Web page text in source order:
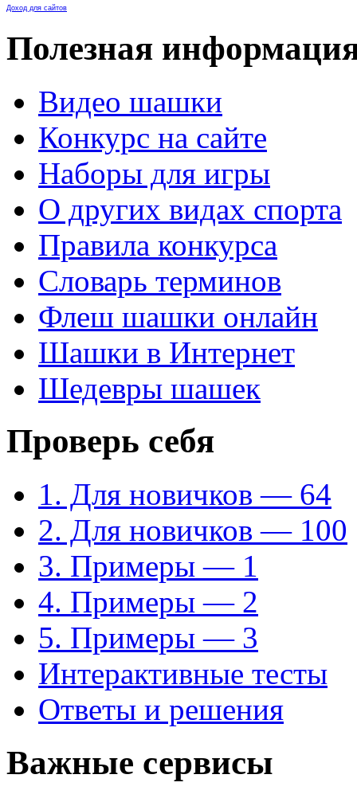
Доход для сайтов
Полезная
Видео шашки
Конкурс на сайте
Наборы для игры
О других видах спорта
Правила конкурса
Словарь терминов
Флеш шашки онлайн
Шашки в Интернет
Шедевры шашек
Проверь себя
1. Для новичков — 64
2. Для новичков — 100
3. Примеры — 1
4. Примеры — 2
5. Примеры — 3
Интерактивные тесты
Ответы и решения
Важные сервисы